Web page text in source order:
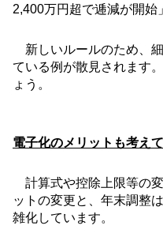
2,400万円超で逓減が開始
新しいルールのため、
ている例が散見されます
ょう。
電子化のメリットも考えて
計算式や控除上限等の
ットの変更と、年末調整
雑化しています。